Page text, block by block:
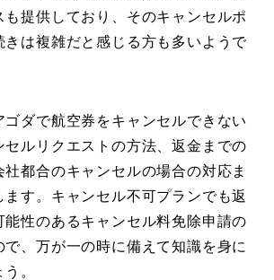
も提供しており、そのキャンセルポ
きは複雑だと感じる方も多いようで
ゴダで航空券をキャンセルできない
セルリクエストの方法、返金までの
都合のキャンセルの場合の対応ま
ます。キャンセル不可プランでも返
能性のあるキャンセル料免除申請の
、万が一の時に備えて知識を身に
。